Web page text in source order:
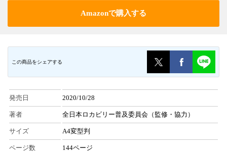
Amazonで購入する
この商品をシェアする
発売日 2020/10/28
著者 全日本ロカビリー普及委員会（監修・協力）
サイズ A4変型判
ページ数 144ページ